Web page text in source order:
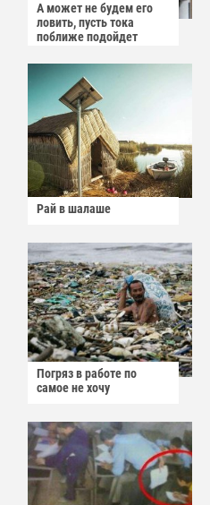
А может не будем его
ловить, пусть тока
поближе подойдет
Рай в шалаше
Погряз в работе по
самое не хочу